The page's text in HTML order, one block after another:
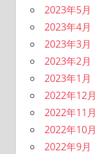
2023年5月
2023年4月
2023年3月
2023年2月
2023年1月
2022年12月
2022年11月
2022年10月
2022年9月